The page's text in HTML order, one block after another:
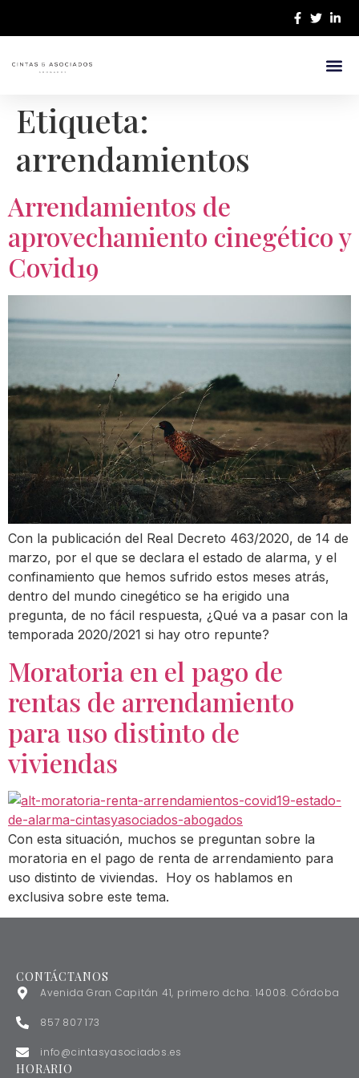
Etiqueta:
arrendamientos
Arrendamientos de
aprovechamiento cinegético y
Covid19
Con la publicación del Real Decreto 463/2020, de 14 de
marzo, por el que se declara el estado de alarma, y el
confinamiento que hemos sufrido estos meses atrás,
dentro del mundo cinegético se ha erigido una
pregunta, de no fácil respuesta, ¿Qué va a pasar con la
temporada 2020/2021 si hay otro repunte?
Moratoria en el pago de
rentas de arrendamiento
para uso distinto de
viviendas
Con esta situación, muchos se preguntan sobre la
moratoria en el pago de renta de arrendamiento para
uso distinto de viviendas. Hoy os hablamos en
exclusiva sobre este tema.
CONTÁCTANOS
Avenida Gran Capitán 41, primero dcha. 14008. Córdoba
857 807 173
info@cintasyasociados.es
HORARIO